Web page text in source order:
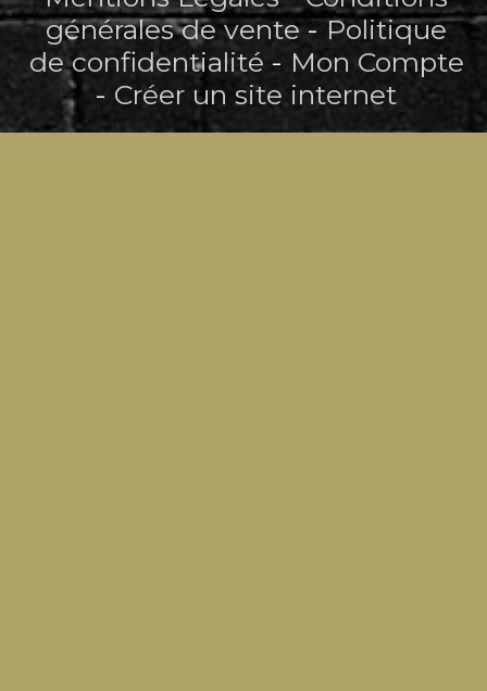
générales de vente
Politique
de confidentialité
Mon Compte
Créer un site internet